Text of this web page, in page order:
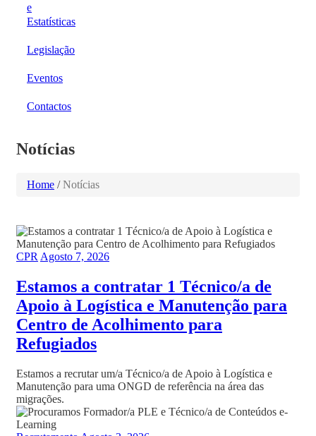
e
Estatísticas
Legislação
Eventos
Contactos
Notícias
Home / Notícias
CPR Agosto 7, 2026
Estamos a contratar 1 Técnico/a de
Apoio à Logística e Manutenção para
Centro de Acolhimento para
Refugiados
Estamos a recrutar um/a Técnico/a de Apoio à Logística e
Manutenção para uma ONGD de referência na área das
migrações.